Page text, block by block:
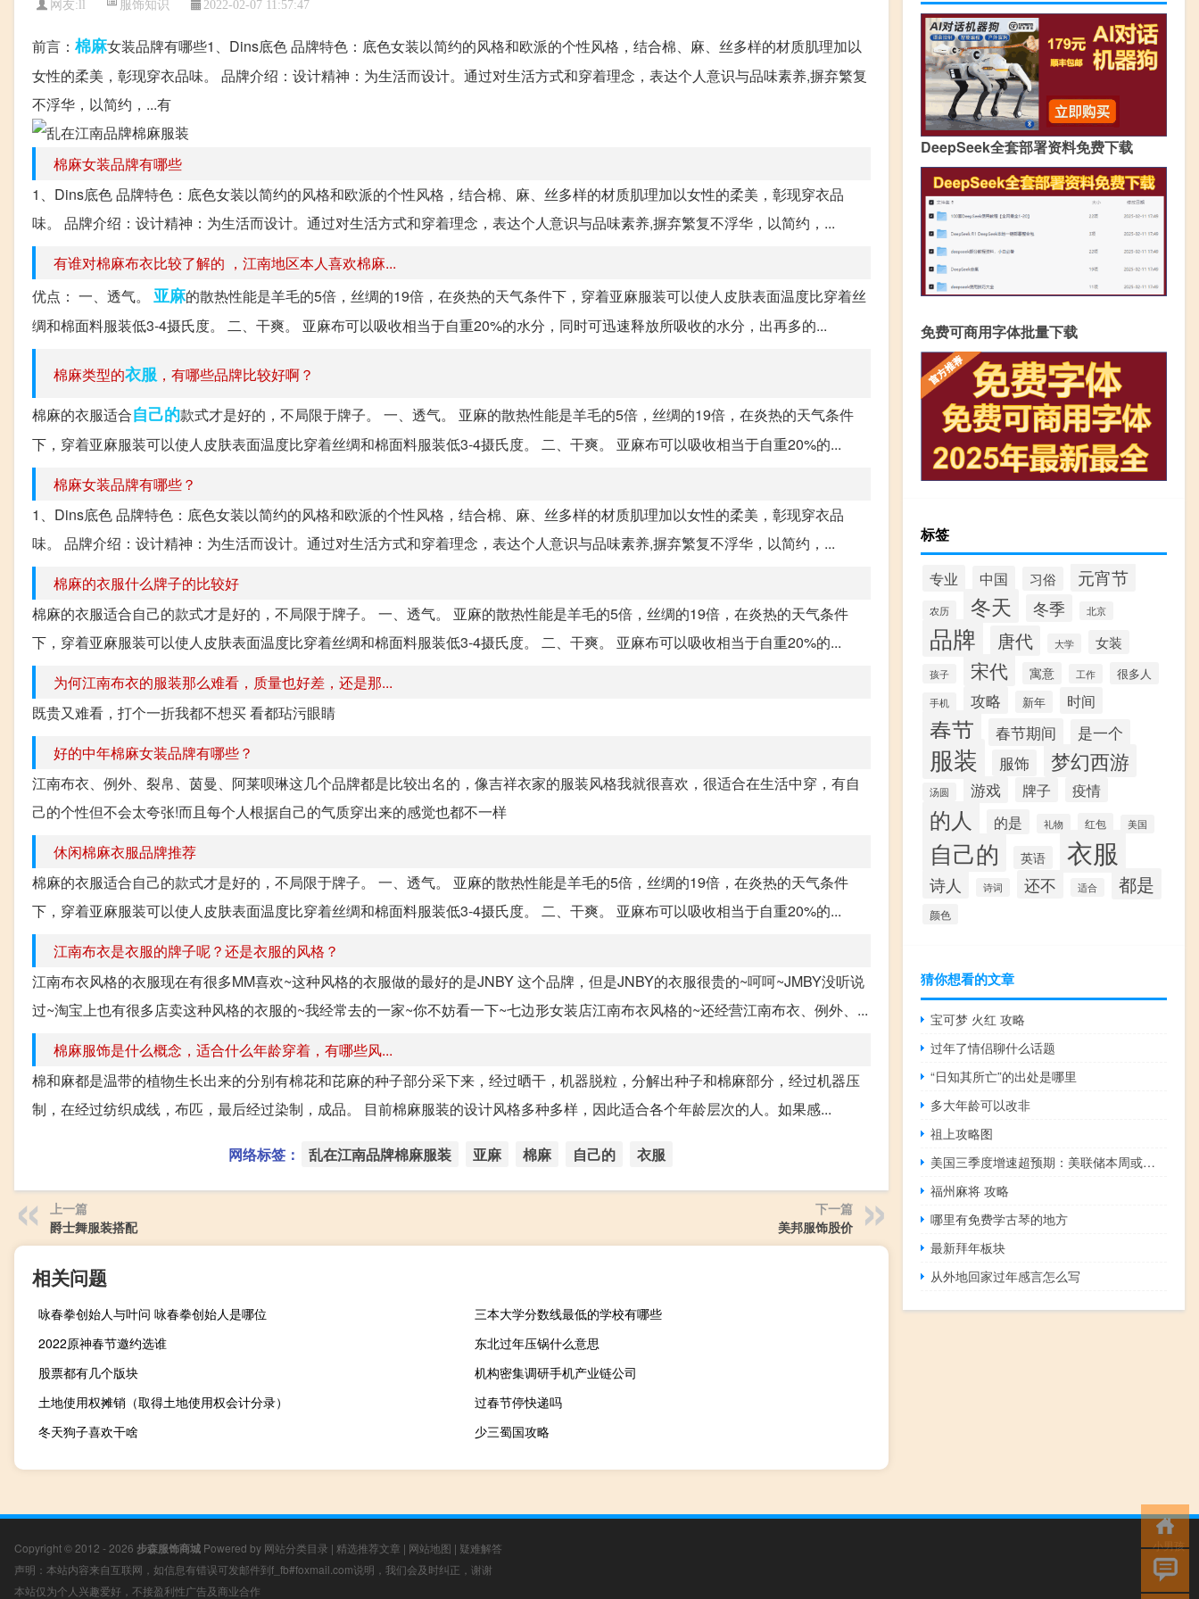
网友: 2022-02-07 11:57:47
前言： 棉麻女装品牌有哪些1、Dins底色 品牌特色：底色女装以简约的风格和欧派的个性风格，结合棉、麻、丝多样的材质肌理加以
女性的柔美，彰现穿衣品味。 品牌介绍：设计精神：为生活而设计。通过对生活方式和穿着理念，表达个人意识与品味素养,摒弃繁复
不浮华，以简约，...有
棉麻女装品牌有哪些
1、Dins底色 品牌特色：底色女装以简约的风格和欧派的个性风格，结合棉、麻、丝多样的材质肌理加以女性的柔美，彰现穿衣品
味。 品牌介绍：设计精神：为生活而设计。通过对生活方式和穿着理念，表达个人意识与品味素养,摒弃繁复不浮华，以简约，...
有谁对棉麻布衣比较了解的 ，江南地区本人喜欢棉麻...
优点： 一、透气。 亚麻的散热性能是羊毛的5倍，丝绸的19倍，在炎热的天气条件下，穿着亚麻服装可以使人皮肤表面温度比穿着丝
绸和棉面料服装低3-4摄氏度。 二、干爽。 亚麻布可以吸收相当于自重20%的水分，同时可迅速释放所吸收的水分，出再多的...
棉麻类型的衣服 ，有哪些品牌比较好啊？
棉麻的衣服适合自己的款式才是好的，不局限于牌子。 一、透气。 亚麻的散热性能是羊毛的5倍，丝绸的19倍，在炎热的天气条件
下，穿着亚麻服装可以使人皮肤表面温度比穿着丝绸和棉面料服装低3-4摄氏度。 二、干爽。 亚麻布可以吸收相当于自重20%的...
棉麻女装品牌有哪些？
1、Dins底色 品牌特色：底色女装以简约的风格和欧派的个性风格，结合棉、麻、丝多样的材质肌理加以女性的柔美，彰现穿衣品
味。 品牌介绍：设计精神：为生活而设计。通过对生活方式和穿着理念，表达个人意识与品味素养,摒弃繁复不浮华，以简约，...
棉麻的衣服什么牌子的比较好
棉麻的衣服适合自己的款式才是好的，不局限于牌子。 一、透气。 亚麻的散热性能是羊毛的5倍，丝绸的19倍，在炎热的天气条件
下，穿着亚麻服装可以使人皮肤表面温度比穿着丝绸和棉面料服装低3-4摄氏度。 二、干爽。 亚麻布可以吸收相当于自重20%的...
为何江南布衣的服装那么难看，质量也好差，还是那...
既贵又难看，打个一折我都不想买 看都玷污眼睛
好的中年棉麻女装品牌有哪些？
江南布衣、例外、裂帛、茵曼、阿莱呗琳这几个品牌都是比较出名的，像吉祥衣家的服装风格我就很喜欢，很适合在生活中穿，有自
己的个性但不会太夸张!而且每个人根据自己的气质穿出来的感觉也都不一样
休闲棉麻衣服品牌推荐
棉麻的衣服适合自己的款式才是好的，不局限于牌子。 一、透气。 亚麻的散热性能是羊毛的5倍，丝绸的19倍，在炎热的天气条件
下，穿着亚麻服装可以使人皮肤表面温度比穿着丝绸和棉面料服装低3-4摄氏度。 二、干爽。 亚麻布可以吸收相当于自重20%的...
江南布衣是衣服的牌子呢？还是衣服的风格？
江南布衣风格的衣服现在有很多MM喜欢~这种风格的衣服做的最好的是JNBY 这个品牌，但是JNBY的衣服很贵的~呵呵~JMBY没听说
过~淘宝上也有很多店卖这种风格的衣服的~我经常去的一家~你不妨看一下~七边形女装店江南布衣风格的~还经营江南布衣、例外、...
棉麻服饰是什么概念，适合什么年龄穿着，有哪些风...
棉和麻都是温带的植物生长出来的分别有棉花和芘麻的种子部分采下来，经过晒干，机器脱粒，分解出种子和棉麻部分，经过机器压
制，在经过纺织成线，布匹，最后经过染制，成品。 目前棉麻服装的设计风格多种多样，因此适合各个年龄层次的人。如果感...
网络标签： 乱在江南品牌棉麻服装 亚麻 棉麻 自己的 衣服
上一篇
爵士舞服装搭配
下一篇
美邦服饰股价
相关问题
咏春拳创始人与叶问 咏春拳创始人是哪位
三本大学分数线最低的学校有哪些
2022原神春节邀约选谁
东北过年压锅什么意思
股票都有几个版块
机构密集调研手机产业链公司
土地使用权摊销（取得土地使用权会计分录）
过春节停快递吗
冬天狗子喜欢干啥
少三蜀国攻略
DeepSeek全套部署资料免费下载
免费可商用字体批量下载
标签
专业 中国 习俗 元宵节
农历 冬天 冬季 北京
品牌 唐代 大学 女装
孩子 宋代 寓意 工作 很多人
手机 攻略 新年 时间
春节 春节期间 是一个
服装 服饰 梦幻西游
汤圆 游戏 牌子 疫情
的人 的是 礼物 红包 美国
自己的 英语 衣服
诗人 诗词 还不 适合 都是
颜色
猜你想看的文章
宝可梦 火红 攻略
过年了情侣聊什么话题
“日知其所亡”的出处是哪里
多大年龄可以改非
祖上攻略图
美国三季度增速超预期：美联储本周或按兵不动年内再加息会兑现吗
福州麻将 攻略
哪里有免费学古琴的地方
最新拜年板块
从外地回家过年感言怎么写
Copyright © 2012 - 2026 步森服饰商城 Powered by 网站分类目录 | 精选推荐文章 | 网站地图 | 疑难解答
声明：本站内容来自互联网，如信息有错误可发邮件到f_fb#foxmail.com说明，我们会及时纠正，谢谢
本站仅为个人兴趣爱好，不接盈利性广告及商业合作
小男孩